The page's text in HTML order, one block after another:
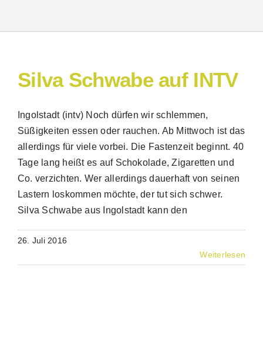
Suche
Silva Schwabe auf INTV
Ingolstadt (intv) Noch dürfen wir schlemmen,
Süßigkeiten essen oder rauchen. Ab Mittwoch ist das
allerdings für viele vorbei. Die Fastenzeit beginnt. 40
Tage lang heißt es auf Schokolade, Zigaretten und
Co. verzichten. Wer allerdings dauerhaft von seinen
Lastern loskommen möchte, der tut sich schwer.
Silva Schwabe aus Ingolstadt kann den
26. Juli 2016
Weiterlesen